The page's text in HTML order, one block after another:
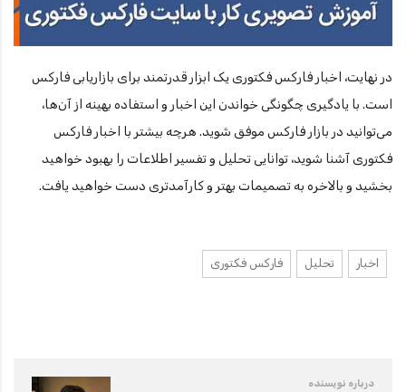
در نهایت، اخبار فارکس فکتوری یک ابزار قدرتمند برای بازاریابی فارکس
است. با یادگیری چگونگی خواندن این اخبار و استفاده بهینه از آن‌ها،
می‌توانید در بازار فارکس موفق شوید. هرچه بیشتر با اخبار فارکس
فکتوری آشنا شوید، توانایی تحلیل و تفسیر اطلاعات را بهبود خواهید
بخشید و بالاخره به تصمیمات بهتر و کارآمدتری دست خواهید یافت.
اخبار تحلیل فارکس فکتوری
درباره نویسنده